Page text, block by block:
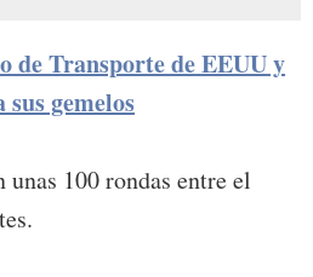
de Transporte de EEUU y
sus gemelos
100 rondas entre el